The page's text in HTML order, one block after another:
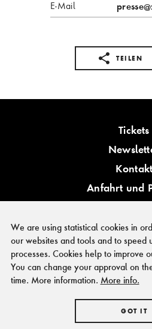
E-Mail presse
TEILEN
Tickets
Kontakt
Anfahrt und
PRESSE
FÖRDERER &
We are using statistical cookies in
our websites and tools and to speed
processes. Cookies help to improve
You can change your approval on
time. More information. More info.
GOT IT